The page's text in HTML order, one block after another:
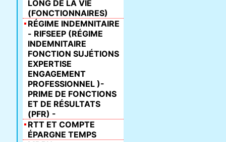
LONG DE LA VIE
(FONCTIONNAIRES)
RÉGIME INDEMNITAIRE
- RIFSEEP (RÉGIME
INDEMNITAIRE
FONCTION SUJÉTIONS
EXPERTISE
ENGAGEMENT
PROFESSIONNEL )-
PRIME DE FONCTIONS
ET DE RÉSULTATS
(PFR) -
RTT ET COMPTE
ÉPARGNE TEMPS